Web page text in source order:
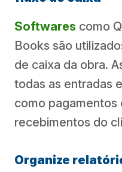
Softwares como
Books são
de caixa da obra.
todas as entradas
como
recebimentos do
Organize